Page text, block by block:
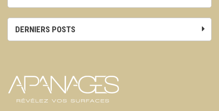
DERNIERS POSTS